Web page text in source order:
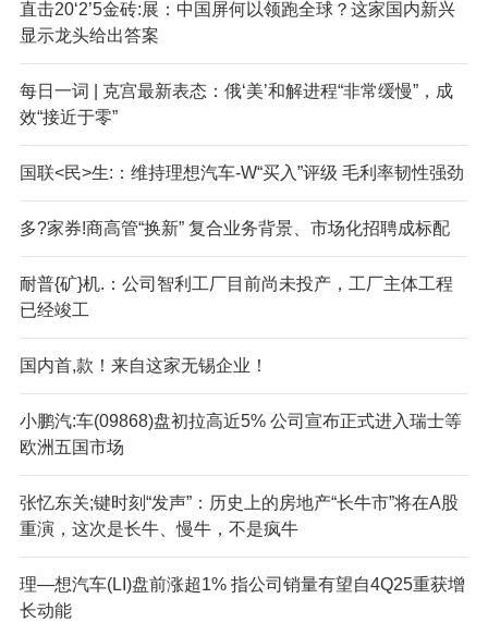
直击20‘2’5金砖:展：中国屏何以领跑全球？这家国内新兴
显示龙头给出答案
每日一词 | 克宫最新表态：俄‘美’和解进程“非常缓慢”，成
效“接近于零”
国联<民>生:：维持理想汽车-W“买入”评级 毛利率韧性强劲
多?家券!商高管“换新” 复合业务背景、市场化招聘成标配
耐普{矿}机.：公司智利工厂目前尚未投产，工厂主体工程
已经竣工
国内首,款！来自这家无锡企业！
小鹏汽:车(09868)盘初拉高近5% 公司宣布正式进入瑞士等
欧洲五国市场
张忆东关;键时刻“发声”：历史上的房地产“长牛市”将在A股
重演，这次是长牛、慢牛，不是疯牛
理—想汽车(LI)盘前涨超1% 指公司销量有望自4Q25重获增
长动能